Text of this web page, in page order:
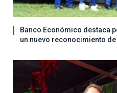
Banco Económico destaca
un nuevo reconocimiento